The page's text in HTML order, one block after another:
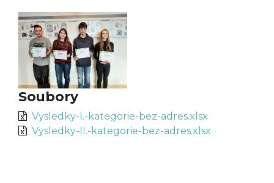
Soubory
Vysledky-I.-kategorie-bez-adres.xlsx
Vysledky-II.-kategorie-bez-adres.xlsx